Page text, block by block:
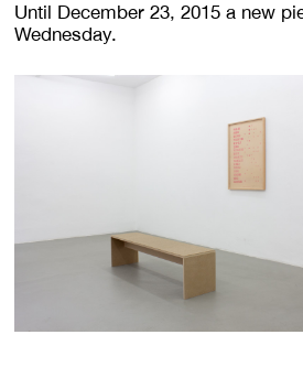
Until December 23, 2015 a new
Wednesday.